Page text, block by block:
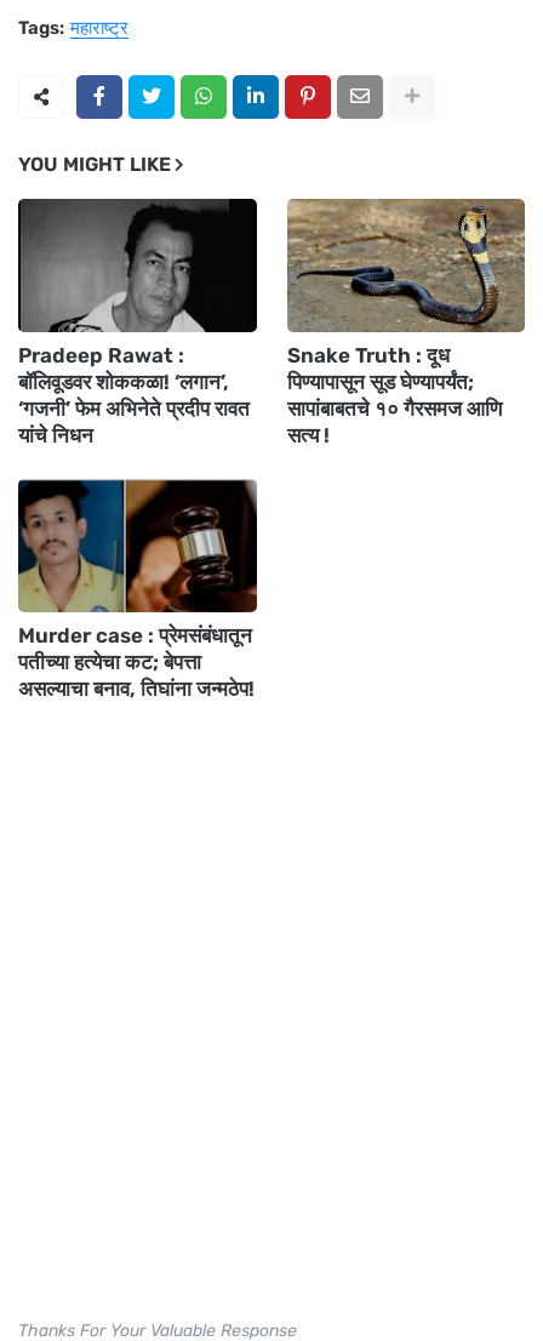
Tags: महाराष्ट्र
YOU MIGHT LIKE
Pradeep Rawat :
बॉलिवूडवर शोककळा! ‘लगान’,
‘गजनी’ फेम अभिनेते प्रदीप रावत
यांचे निधन
Snake Truth : दूध
पिण्यापासून सूड घेण्यापर्यंत;
सापांबाबतचे १० गैरसमज आणि
सत्य !
Murder case : प्रेमसंबंधातून
पतीच्या हत्येचा कट; बेपत्ता
असल्याचा बनाव, तिघांना जन्मठेप!
Thanks For Your Valuable Response